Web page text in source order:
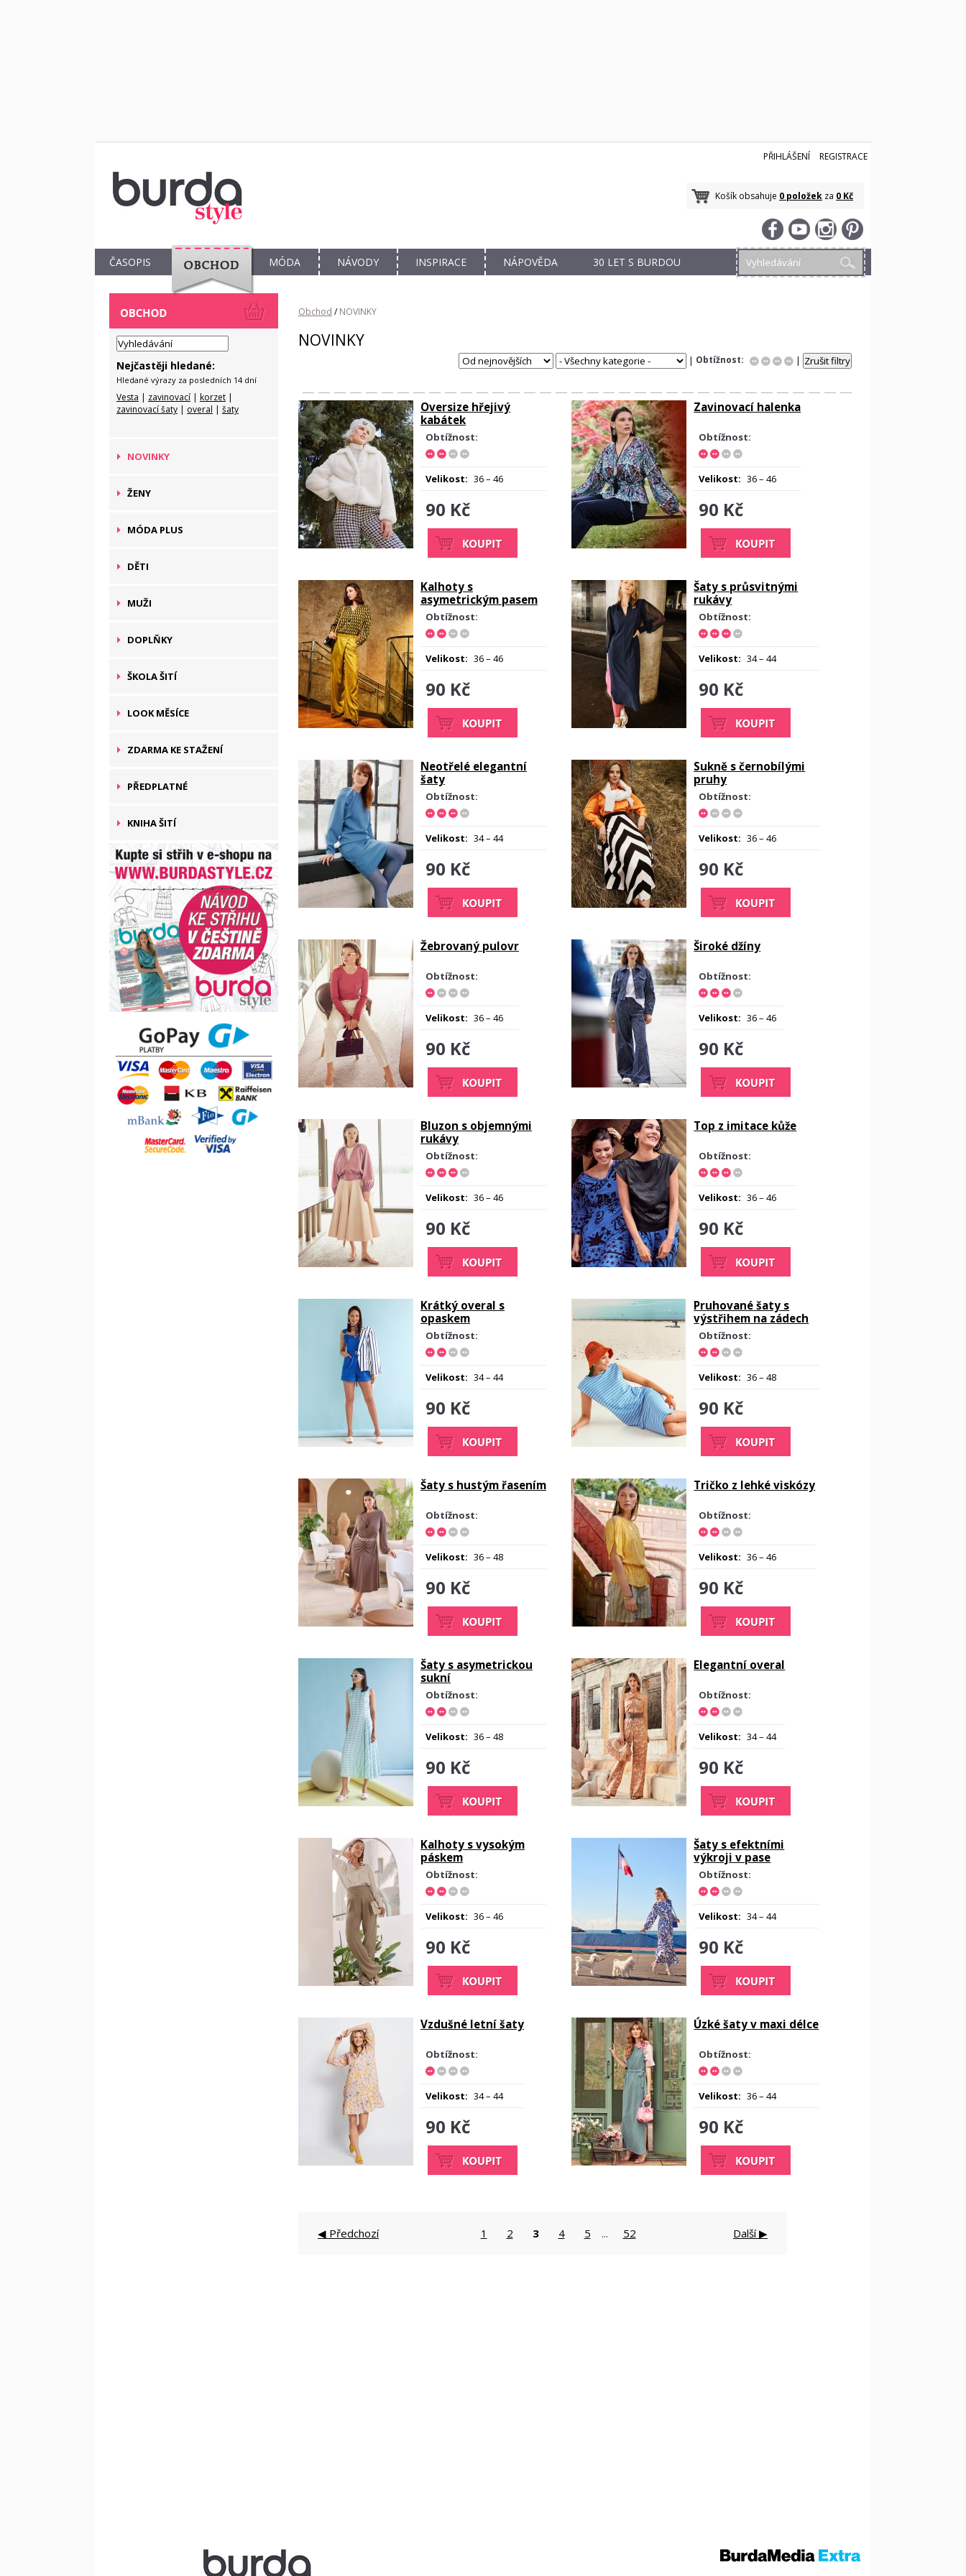
PŘIHLÁŠENÍ REGISTRACE
Košík obsahuje 0 položek za 0 Kč
ČASOPIS
OBCHOD
MÓDA NÁVODY INSPIRACE NÁPOVĚDA 30 LET S BURDOU
Nejčastěji hledané:
Hledané výrazy za posledních 14 dní
Vesta | zavinovací | korzet |
zavinovací šaty | overal | šaty
NOVINKY
ŽENY
MÓDA PLUS
DĚTI
MUŽI
DOPLŇKY
ŠKOLA ŠITÍ
LOOK MĚSÍCE
ZDARMA KE STAŽENÍ
PŘEDPLATNÉ
KNIHA ŠITÍ
Obchod / NOVINKY
NOVINKY
| Obtížnost: |
Oversize hřejivý
kabátek
Obtížnost:
Velikost: 36 – 46
90 Kč
Zavinovací halenka
Obtížnost:
Velikost: 36 – 46
90 Kč
Kalhoty s
asymetrickým pasem
Obtížnost:
Velikost: 36 – 46
90 Kč
Šaty s průsvitnými
rukávy
Obtížnost:
Velikost: 34 – 44
90 Kč
Neotřelé elegantní
šaty
Obtížnost:
Velikost: 34 – 44
90 Kč
Sukně s černobílými
pruhy
Obtížnost:
Velikost: 36 – 46
90 Kč
Žebrovaný pulovr
Obtížnost:
Velikost: 36 – 46
90 Kč
Široké džíny
Obtížnost:
Velikost: 36 – 46
90 Kč
Bluzon s objemnými
rukávy
Obtížnost:
Velikost: 36 – 46
90 Kč
Top z imitace kůže
Obtížnost:
Velikost: 36 – 46
90 Kč
Krátký overal s
opaskem
Obtížnost:
Velikost: 34 – 44
90 Kč
Pruhované šaty s
výstřihem na zádech
Obtížnost:
Velikost: 36 – 48
90 Kč
Šaty s hustým řasením
Obtížnost:
Velikost: 36 – 48
90 Kč
Tričko z lehké viskózy
Obtížnost:
Velikost: 36 – 46
90 Kč
Šaty s asymetrickou
sukní
Obtížnost:
Velikost: 36 – 48
90 Kč
Elegantní overal
Obtížnost:
Velikost: 34 – 44
90 Kč
Kalhoty s vysokým
páskem
Obtížnost:
Velikost: 36 – 46
90 Kč
Šaty s efektními
výkroji v pase
Obtížnost:
Velikost: 34 – 44
90 Kč
Vzdušné letní šaty
Obtížnost:
Velikost: 34 – 44
90 Kč
Úzké šaty v maxi délce
Obtížnost:
Velikost: 36 – 44
90 Kč
◀ Předchozí 1 2 3 4 5 ... 52 Další ▶